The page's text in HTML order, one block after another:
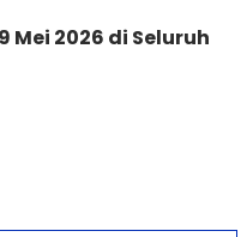
Mei 2026 di Seluruh